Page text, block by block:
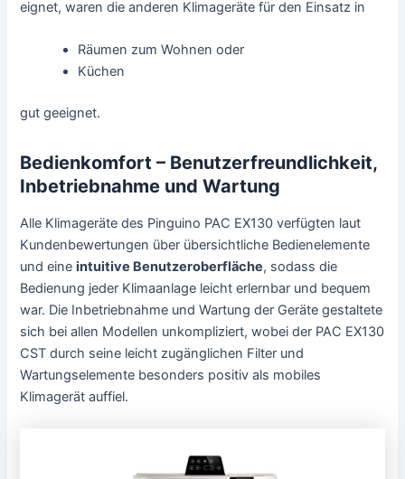
eignet, waren die anderen Klimageräte für den Einsatz in
Räumen zum Wohnen oder
Küchen
gut geeignet.
Bedienkomfort – Benutzerfreundlichkeit,
Inbetriebnahme und Wartung
Alle Klimageräte des Pinguino PAC EX130 verfügten laut
Kundenbewertungen über übersichtliche Bedienelemente
und eineintuitive Benutzeroberfläche, sodass die
Bedienung jeder Klimaanlage leicht erlernbar und bequem
war. Die Inbetriebnahme und Wartung der Geräte gestaltete
sich bei allen Modellen unkompliziert, wobei der PAC EX130
CST durch seine leicht zugänglichen Filter und
Wartungselemente besonders positiv als mobiles
Klimagerät auffiel.